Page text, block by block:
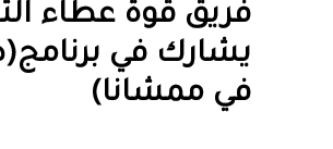
فريق قوة عطاء
يشارك في
في ممشانا)